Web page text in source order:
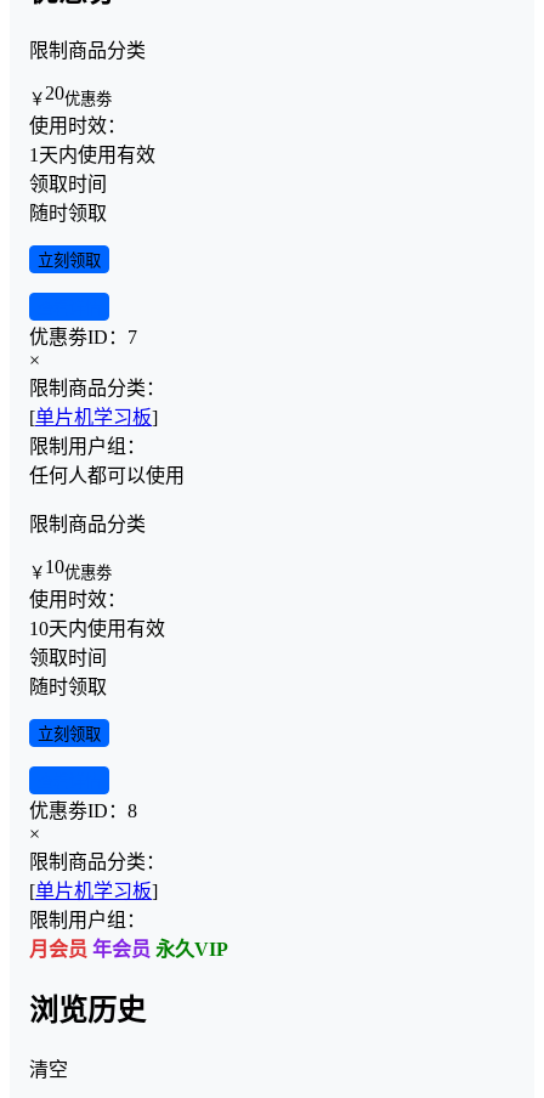
限制商品分类
￥ 20优惠劵
使用时效：
1天内使用有效
领取时间
随时领取
立刻领取
优惠劵ID： 7
×
限制商品分类：
[单片机学习板]
限制用户组：
任何人都可以使用
限制商品分类
￥ 10优惠劵
使用时效：
10天内使用有效
领取时间
随时领取
立刻领取
优惠劵ID： 8
×
限制商品分类：
[单片机学习板]
限制用户组：
月会员 年会员 永久VIP
浏览历史
清空